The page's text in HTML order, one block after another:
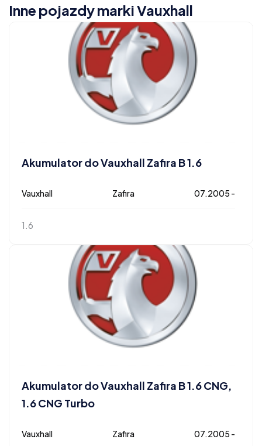
Inne pojazdy marki Vauxhall
Akumulator do Vauxhall Zafira B 1.6
Vauxhall Zafira 07.2005 -
1.6
Akumulator do Vauxhall Zafira B 1.6 CNG,
1.6 CNG Turbo
Vauxhall Zafira 07.2005 -